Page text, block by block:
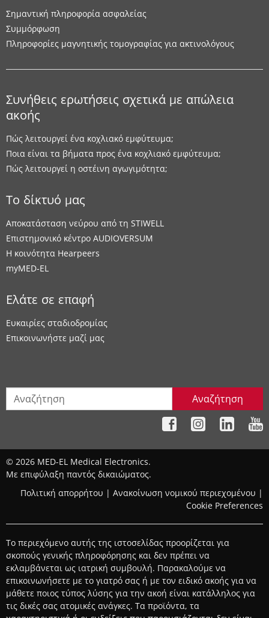
Σημαντική πληροφορία ασφαλείας
Συμμόρφωση
Πληροφορίες μαγνητικής τομογραφίας για ακτινολόγους
Συνήθεις ερωτήσεις σχετικά με απώλεια
ακοής
Πώς λειτουργεί ένα κοχλιακό εμφύτευμα;
Ποια είναι τα βήματα προς ένα κοχλιακό εμφύτευμα;
Πώς λειτουργεί η οστέινη αγωγιμότητα;
Το δίκτυό μας
Αποκατάσταση νεύρου από τη STIWELL
Επιστημονικό κέντρο AUDIOVERSUM
Η κοινότητα Hearpeers
myMED‑EL
Ελάτε σε επαφή
Ευκαιρίες σταδιοδρομίας
Επικοινωνήστε μαζί μας
Αναζήτηση
© 2026 MED-EL Medical Electronics.
Με επιφύλαξη παντός δικαιώματος.
Πολιτική απορρήτου | Ανακοίνωση νομικού περιεχομένου |
Cookie Preferences
Το περιεχόμενο αυτής της ιστοσελίδας προορίζεται για
σκοπούς γενικής πληροφόρησης και δεν πρέπει να
εκλαμβάνεται ως ιατρική συμβουλή. Παρακαλούμε να
επικοινωνήσετε με το γιατρό σας ή με τον ειδικό ακοής για να
μάθετε ποιος τύπος λύσης για την ακοή είναι κατάλληλος για
τις δικές σας ατομικές ανάγκες. Τα προϊόντα, τα